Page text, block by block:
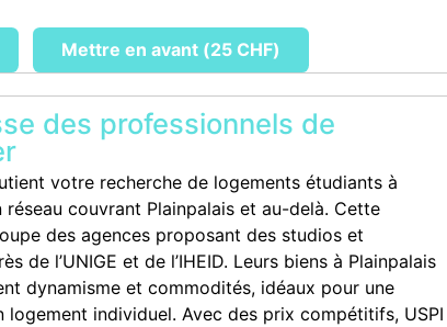
Mettre en avant (25 CHF)
des professionnels de
votre recherche de logements étudiants à
réseau couvrant Plainpalais et au-delà. Cette
des agences proposant des studios et
de l’UNIGE et de l’IHEID. Leurs biens à Plainpalais
dynamisme et commodités, idéaux pour une
logement individuel. Avec des prix compétitifs, USPI